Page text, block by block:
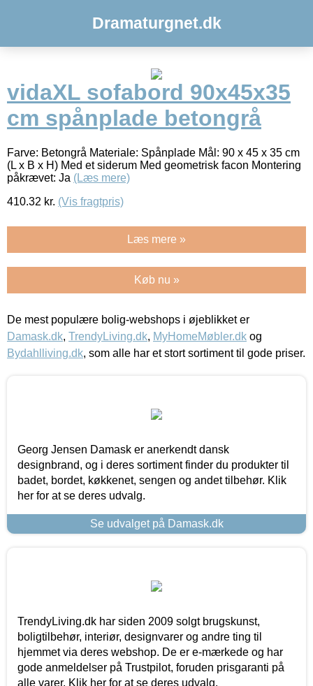
Dramaturgnet.dk
vidaXL sofabord 90x45x35
cm spånplade betongrå
Farve: Betongrå Materiale: Spånplade Mål: 90 x 45 x 35 cm
(L x B x H) Med et siderum Med geometrisk facon Montering
påkrævet: Ja (Læs mere)
410.32 kr. (Vis fragtpris)
Læs mere »
Køb nu »
De mest populære bolig-webshops i øjeblikket er
Damask.dk, TrendyLiving.dk, MyHomeMøbler.dk og
Bydahlliving.dk, som alle har et stort sortiment til gode priser.
Georg Jensen Damask er anerkendt dansk
designbrand, og i deres sortiment finder du produkter til
badet, bordet, køkkenet, sengen og andet tilbehør. Klik
her for at se deres udvalg.
Se udvalget på Damask.dk
TrendyLiving.dk har siden 2009 solgt brugskunst,
boligtilbehør, interiør, designvarer og andre ting til
hjemmet via deres webshop. De er e-mærkede og har
gode anmeldelser på Trustpilot, foruden prisgaranti på
alle varer. Klik her for at se deres udvalg.